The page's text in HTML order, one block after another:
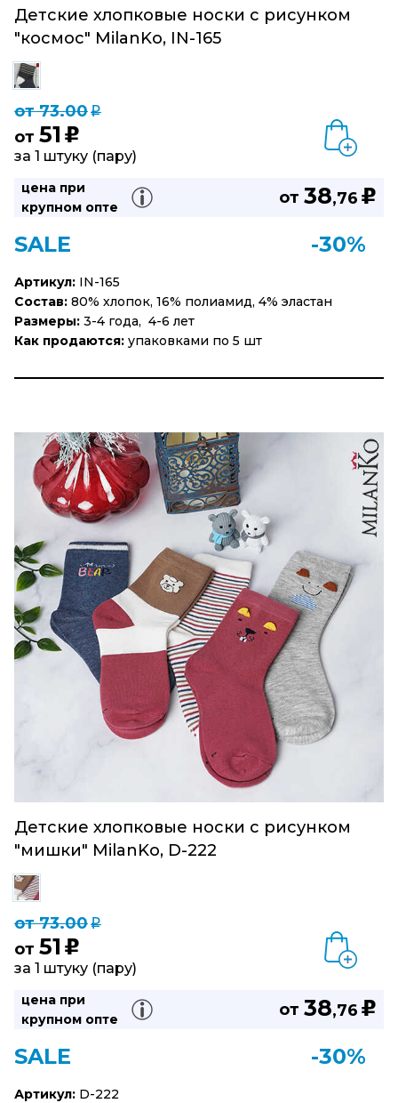
Детские хлопковые носки с рисунком
"космос" MilanKo, IN-165
от 73.00q
от 51 u
за 1 штуку (пару)
цена при
крупном опте
от 38,76 u
SALE -30%
Артикул: IN-165
Состав: 80% хлопок, 16% полиамид, 4% эластан
Размеры: 3-4 года, 4-6 лет
Как продаются: упаковками по 5 шт
Детские хлопковые носки с рисунком
"мишки" MilanKo, D-222
от 73.00q
от 51 u
за 1 штуку (пару)
цена при
крупном опте
от 38,76 u
SALE -30%
Артикул: D-222